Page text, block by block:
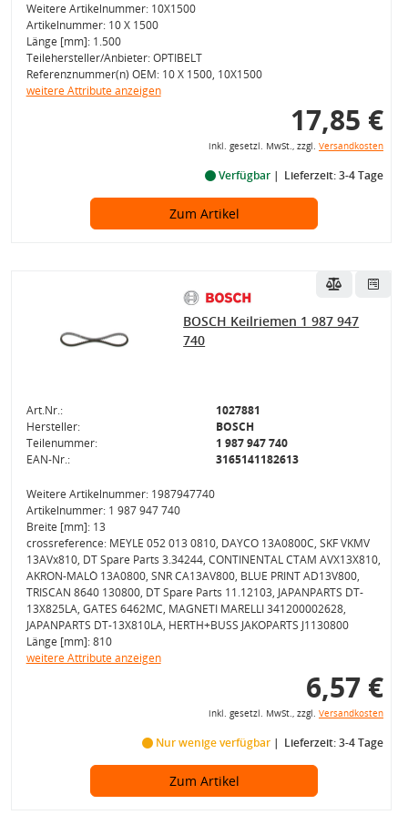
Weitere Artikelnummer: 10X1500
Artikelnummer: 10 X 1500
Länge [mm]: 1.500
Teilehersteller/Anbieter: OPTIBELT
Referenznummer(n) OEM: 10 X 1500, 10X1500
weitere Attribute anzeigen
17,85 €
inkl. gesetzl. MwSt., zzgl. Versandkosten
Verfügbar Lieferzeit: 3-4 Tage
Zum Artikel
BOSCH Keilriemen 1 987 947
740
Art.Nr.:
1027881
Hersteller:
BOSCH
Teilenummer:
1 987 947 740
EAN-Nr.:
3165141182613
Weitere Artikelnummer: 1987947740
Artikelnummer: 1 987 947 740
Breite [mm]: 13
crossreference: MEYLE 052 013 0810, DAYCO 13A0800C, SKF VKMV
13AVx810, DT Spare Parts 3.34244, CONTINENTAL CTAM AVX13X810,
AKRON-MALÒ 13A0800, SNR CA13AV800, BLUE PRINT AD13V800,
TRISCAN 8640 130800, DT Spare Parts 11.12103, JAPANPARTS DT-
13X825LA, GATES 6462MC, MAGNETI MARELLI 341200002628,
JAPANPARTS DT-13X810LA, HERTH+BUSS JAKOPARTS J1130800
Länge [mm]: 810
weitere Attribute anzeigen
6,57 €
inkl. gesetzl. MwSt., zzgl. Versandkosten
Nur wenige verfügbar Lieferzeit: 3-4 Tage
Zum Artikel